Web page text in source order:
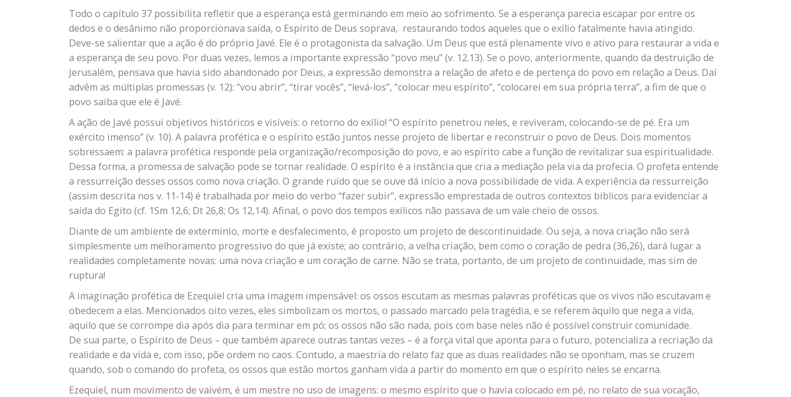
Todo o capítulo 37 possibilita refletir que a esperança está germinando em meio ao sofrimento. Se a esperança parecia escapar por entre os
dedos e o desânimo não proporcionava saída, o Espírito de Deus soprava, restaurando todos aqueles que o exílio fatalmente havia atingido.
Deve-se salientar que a ação é do próprio Javé. Ele é o protagonista da salvação. Um Deus que está plenamente vivo e ativo para restaurar a vida e
a esperança de seu povo. Por duas vezes, lemos a importante expressão “povo meu” (v. 12.13). Se o povo, anteriormente, quando da destruição de
Jerusalém, pensava que havia sido abandonado por Deus, a expressão demonstra a relação de afeto e de pertença do povo em relação a Deus. Daí
advêm as múltiplas promessas (v. 12): “vou abrir”, “tirar vocês”, “levá-los”, “colocar meu espírito”, “colocarei em sua própria terra”, a fim de que o
povo saiba que ele é Javé.
A ação de Javé possui objetivos históricos e visíveis: o retorno do exílio! “O espírito penetrou neles, e reviveram, colocando-se de pé. Era um
exército imenso” (v. 10). A palavra profética e o espírito estão juntos nesse projeto de libertar e reconstruir o povo de Deus. Dois momentos
sobressaem: a palavra profética responde pela organização/recomposição do povo, e ao espírito cabe a função de revitalizar sua espiritualidade.
Dessa forma, a promessa de salvação pode se tornar realidade. O espírito é a instância que cria a mediação pela via da profecia. O profeta entende
a ressurreição desses ossos como nova criação. O grande ruído que se ouve dá início a nova possibilidade de vida. A experiência da ressurreição
(assim descrita nos v. 11-14) é trabalhada por meio do verbo “fazer subir”, expressão emprestada de outros contextos bíblicos para evidenciar a
saída do Egito (cf. 1Sm 12,6; Dt 26,8; Os 12,14). Afinal, o povo dos tempos exílicos não passava de um vale cheio de ossos.
Diante de um ambiente de extermínio, morte e desfalecimento, é proposto um projeto de descontinuidade. Ou seja, a nova criação não será
simplesmente um melhoramento progressivo do que já existe; ao contrário, a velha criação, bem como o coração de pedra (36,26), dará lugar a
realidades completamente novas: uma nova criação e um coração de carne. Não se trata, portanto, de um projeto de continuidade, mas sim de
ruptura!
A imaginação profética de Ezequiel cria uma imagem impensável: os ossos escutam as mesmas palavras proféticas que os vivos não escutavam e
obedecem a elas. Mencionados oito vezes, eles simbolizam os mortos, o passado marcado pela tragédia, e se referem àquilo que nega a vida,
aquilo que se corrompe dia após dia para terminar em pó; os ossos não são nada, pois com base neles não é possível construir comunidade.
De sua parte, o Espírito de Deus – que também aparece outras tantas vezes – é a força vital que aponta para o futuro, potencializa a recriação da
realidade e da vida e, com isso, põe ordem no caos. Contudo, a maestria do relato faz que as duas realidades não se oponham, mas se cruzem
quando, sob o comando do profeta, os ossos que estão mortos ganham vida a partir do momento em que o espírito neles se encarna.
Ezequiel, num movimento de vaivém, é um mestre no uso de imagens: o mesmo espírito que o havia colocado em pé, no relato de sua vocação,